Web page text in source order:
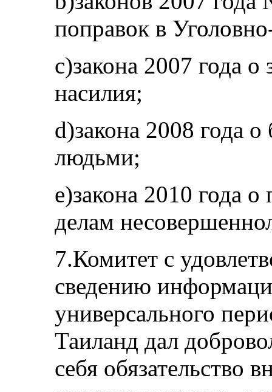
поправок в
с)закона 2007 года
насилия;
d)закона 2008 года о
людьми;
е)закона 2010 года
делам
7.Комитет с
сведению
универсального
Таиланд дал
себя обязательство